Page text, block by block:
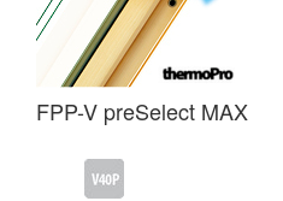
FPP-V preSelect MAX